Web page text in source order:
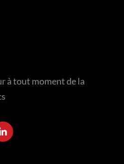
à tout moment de la